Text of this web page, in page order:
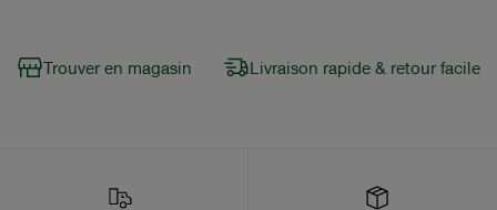
Trouver en magasin Livraison rapide & retour facile